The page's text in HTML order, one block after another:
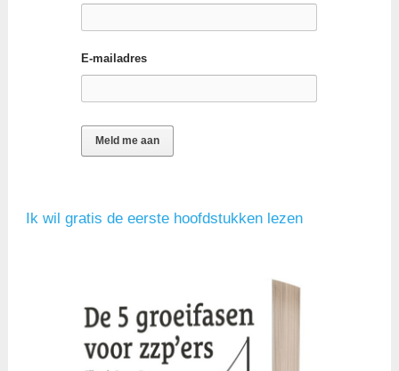
E-mailadres
Ik wil gratis de eerste hoofdstukken lezen